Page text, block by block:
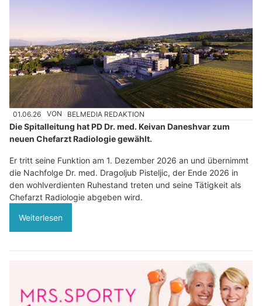
01.06.26 VON BELMEDIA REDAKTION
Die Spitalleitung hat PD Dr. med. Keivan Daneshvar zum
neuen Chefarzt Radiologie gewählt.
Er tritt seine Funktion am 1. Dezember 2026 an und übernimmt
die Nachfolge Dr. med. Dragoljub Pisteljic, der Ende 2026 in
den wohlverdienten Ruhestand treten und seine Tätigkeit als
Chefarzt Radiologie abgeben wird.
Weiterlesen